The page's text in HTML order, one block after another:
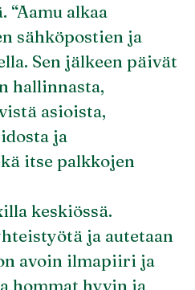
“Aamu alkaa
sähköpostien ja
Sen jälkeen päivät
hallinnasta,
asioista,
ja
itse palkkojen
keskiössä.
ja autetaan
avoin ilmapiiri ja
hommat hyvin ja